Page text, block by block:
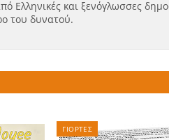
Ελληνικές και ξενόγλωσσες
του δυνατού.
ΓΙΟΡΤΕΣ